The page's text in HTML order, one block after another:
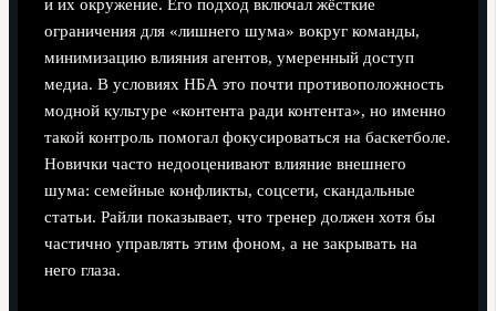
и их окружение. Его подход включал жёсткие
ограничения для «лишнего шума» вокруг команды,
минимизацию влияния агентов, умеренный доступ
медиа. В условиях НБА это почти противоположность
модной культуре «контента ради контента», но именно
такой контроль помогал фокусироваться на баскетболе.
Новички часто недооценивают влияние внешнего
шума: семейные конфликты, соцсети, скандальные
статьи. Райли показывает, что тренер должен хотя бы
частично управлять этим фоном, а не закрывать на
него глаза.